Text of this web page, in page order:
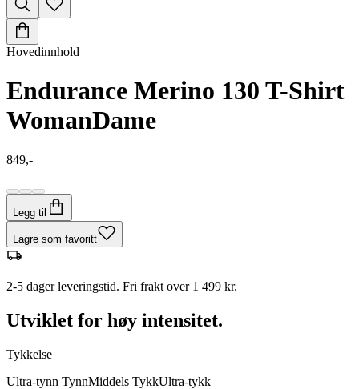
Hovedinnhold
Endurance Merino 130 T-Shirt
WomanDame
849,-
Legg til
Lagre som favoritt
2-5 dager leveringstid. Fri frakt over 1 499 kr.
Utviklet for høy intensitet.
Tykkelse
Ultra-tynn TynnMiddels TykkUltra-tykk